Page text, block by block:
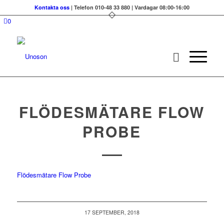
Kontakta oss| Telefon 010-48 33 880 | Vardagar 08:00-16:00
0
FLÖDESMÄTARE FLOW
PROBE
Flödesmätare Flow Probe
17 SEPTEMBER, 2018